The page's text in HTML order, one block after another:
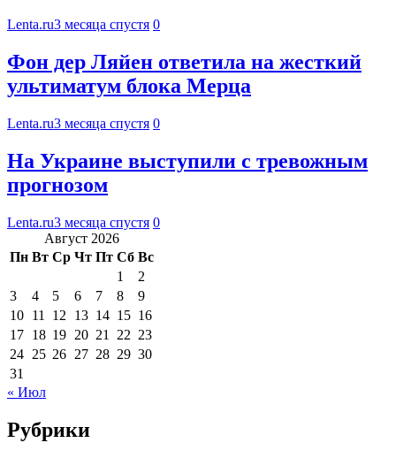
Lenta.ru3 месяца спустя 0
Фон дер Ляйен ответила на жесткий
ультиматум блока Мерца
Lenta.ru3 месяца спустя 0
На Украине выступили с тревожным
прогнозом
Lenta.ru3 месяца спустя 0
Август 2026
Пн Вт Ср Чт Пт Сб Вс
1
2
3
4 5 6 7 8
9
10 11 12 13 14 15 16
17 18 19 20 21 22 23
24 25 26 27 28 29 30
31
« Июл
Рубрики